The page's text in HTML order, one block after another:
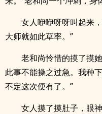
女人咿咿呀呀叫起来
大师就如此草率。”
老和尚怜惜的摸了摸
此事不能操之过急。我种
不定这次便有了。”
女人摸了摸肚子，眼神